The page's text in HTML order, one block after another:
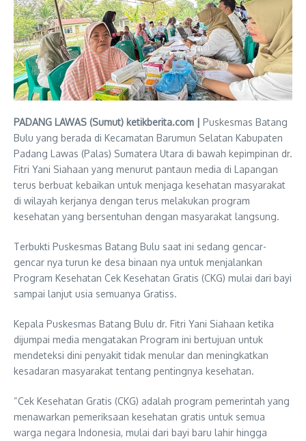
PADANG LAWAS (Sumut) ketikberita.com | Puskesmas Batang
Bulu yang berada di Kecamatan Barumun Selatan Kabupaten
Padang Lawas (Palas) Sumatera Utara di bawah kepimpinan dr.
Fitri Yani Siahaan yang menurut pantaun media di Lapangan
terus berbuat kebaikan untuk menjaga kesehatan masyarakat
di wilayah kerjanya dengan terus melakukan program
kesehatan yang bersentuhan dengan masyarakat langsung.
Terbukti Puskesmas Batang Bulu saat ini sedang gencar-
gencar nya turun ke desa binaan nya untuk menjalankan
Program Kesehatan Cek Kesehatan Gratis (CKG) mulai dari bayi
sampai lanjut usia semuanya Gratiss.
Kepala Puskesmas Batang Bulu dr. Fitri Yani Siahaan ketika
dijumpai media mengatakan Program ini bertujuan untuk
mendeteksi dini penyakit tidak menular dan meningkatkan
kesadaran masyarakat tentang pentingnya kesehatan.
“Cek Kesehatan Gratis (CKG) adalah program pemerintah yang
menawarkan pemeriksaan kesehatan gratis untuk semua
warga negara Indonesia, mulai dari bayi baru lahir hingga